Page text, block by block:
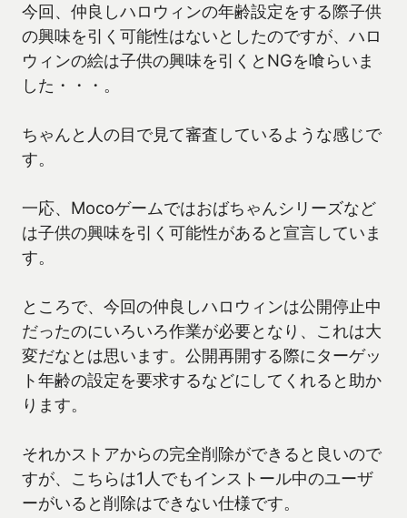
今回、仲良しハロウィンの年齢設定をする際子供
の興味を引く可能性はないとしたのですが、ハロ
ウィンの絵は子供の興味を引くとNGを喰らいま
した・・・。
ちゃんと人の目で見て審査しているような感じで
す。
一応、Mocoゲームではおばちゃんシリーズなど
は子供の興味を引く可能性があると宣言していま
す。
ところで、今回の仲良しハロウィンは公開停止中
だったのにいろいろ作業が必要となり、これは大
変だなとは思います。公開再開する際にターゲッ
ト年齢の設定を要求するなどにしてくれると助か
ります。
それかストアからの完全削除ができると良いので
すが、こちらは1人でもインストール中のユーザ
ーがいると削除はできない仕様です。